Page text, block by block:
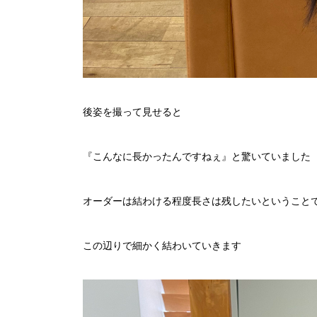
後姿を撮って見せると
『こんなに長かったんですねぇ』と驚いていました
オーダーは結わける程度長さは残したいということ
この辺りで細かく結わいていきます